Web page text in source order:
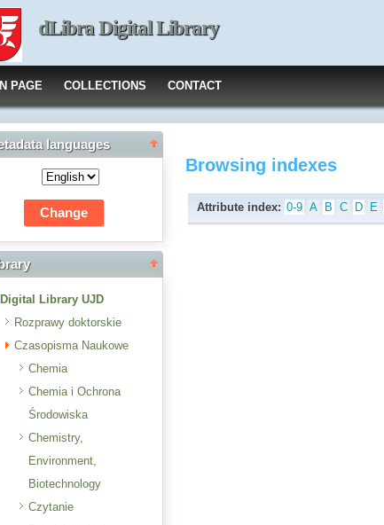
dLibra Digital Library
PAGE COLLECTIONS CONTACT
languages
Digital Library UJD
Rozprawy doktorskie
Czasopisma Naukowe
Chemia
Chemia i Ochrona
Środowiska
Chemistry,
Environment,
Biotechnology
Czytanie
Browsing indexes
Attribute index: 0-9 A B C D E